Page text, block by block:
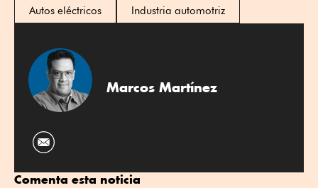
Autos eléctricos Industria automotriz
Marcos Martínez
Comenta esta noticia